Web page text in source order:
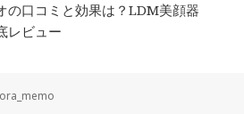
の口コミと効果は？LDM美顔器
レビュー